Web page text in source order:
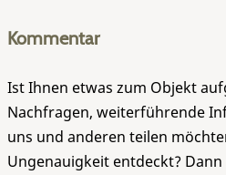
Kommentar
Ist Ihnen etwas zum Objekt
Nachfragen, weiterführende
uns und anderen teilen
Ungenauigkeit entdeckt?